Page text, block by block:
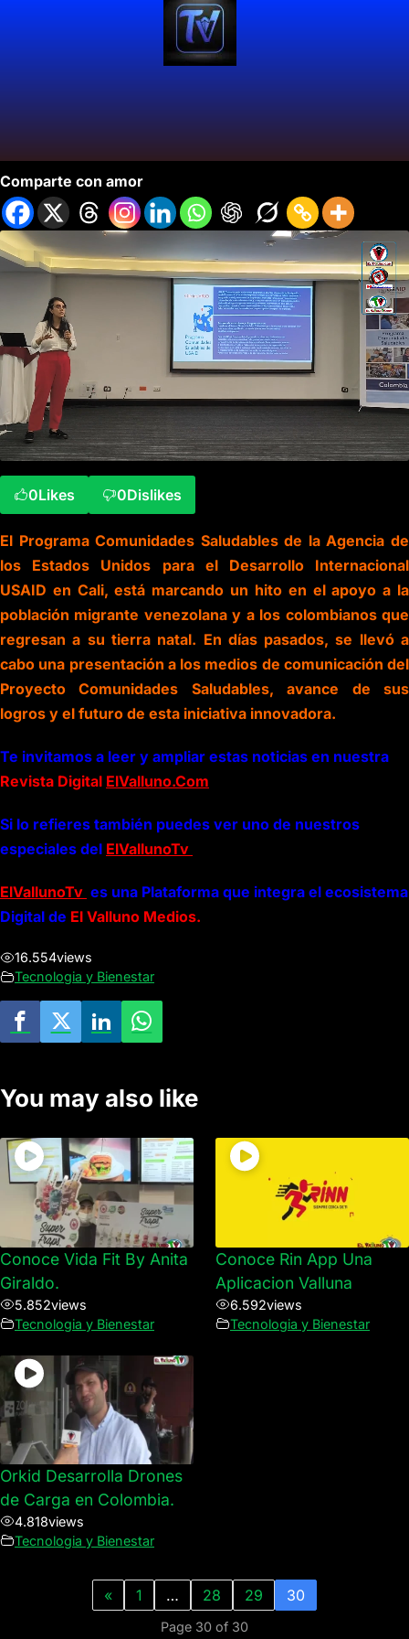
Comparte con amor
0Likes 0Dislikes
El Programa Comunidades Saludables de la Agencia de
los Estados Unidos para el Desarrollo Internacional
USAID en Cali, está marcando un hito en el apoyo a la
población migrante venezolana y a los colombianos que
regresan a su tierra natal. En días pasados, se llevó a
cabo una presentación a los medios de comunicación del
Proyecto Comunidades Saludables, avance de sus
logros y el futuro de esta iniciativa innovadora.
Te invitamos a leer y ampliar estas noticias en nuestra
Revista Digital ElValluno.Com
Si lo refieres también puedes ver uno de nuestros
especiales del ElVallunoTv
ElVallunoTv es una Plataforma que integra el ecosistema
Digital de El Valluno Medios.
16.554views
Tecnologia y Bienestar
You may also like
Conoce Vida Fit By Anita
Giraldo.
5.852views
Tecnologia y Bienestar
Conoce Rin App Una
Aplicacion Valluna
6.592views
Tecnologia y Bienestar
Orkid Desarrolla Drones
de Carga en Colombia.
4.818views
Tecnologia y Bienestar
« 1 … 28 29 30
Page 30 of 30